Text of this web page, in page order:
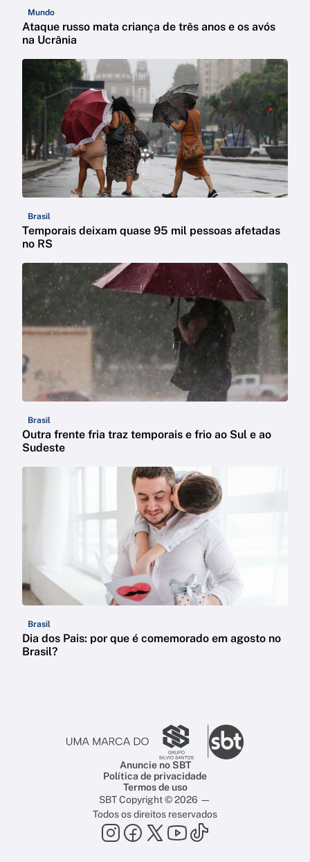
Mundo
Ataque russo mata criança de três anos e os avós
na Ucrânia
Brasil
Temporais deixam quase 95 mil pessoas afetadas
no RS
Brasil
Outra frente fria traz temporais e frio ao Sul e ao
Sudeste
Brasil
Dia dos Pais: por que é comemorado em agosto no
Brasil?
Anuncie no SBT
Política de privacidade
Termos de uso
SBT Copyright © 2026 —
Todos os direitos reservados